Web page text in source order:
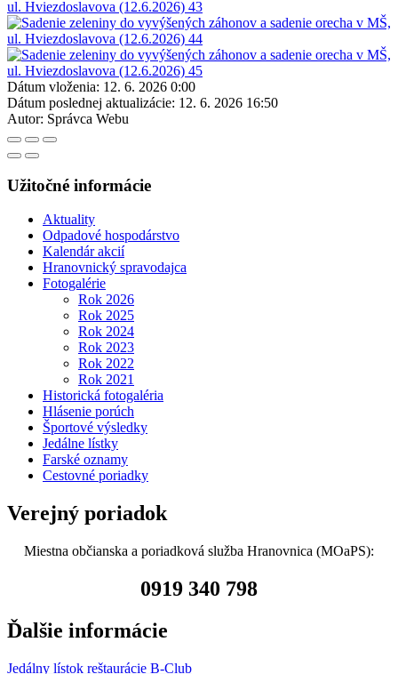
Dátum vloženia: 12. 6. 2026 0:00
Dátum poslednej aktualizácie: 12. 6. 2026 16:50
Autor: Správca Webu
Užitočné informácie
Aktuality
Odpadové hospodárstvo
Kalendár akcií
Hranovnický spravodajca
Fotogalérie
Rok 2026
Rok 2025
Rok 2024
Rok 2023
Rok 2022
Rok 2021
Historická fotogaléria
Hlásenie porúch
Športové výsledky
Jedálne lístky
Farské oznamy
Cestovné poriadky
Verejný poriadok
Miestna občianska a poriadková služba Hranovnica (MOaPS):
0919 340 798
Ďalšie informácie
Jedálny lístok reštaurácie B-Club